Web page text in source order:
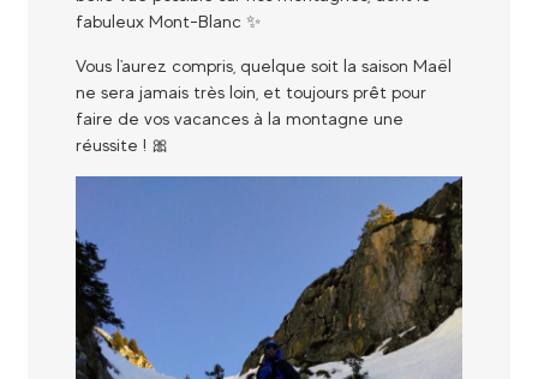
fabuleux Mont-Blanc ✨​
Vous l'aurez compris, quelque soit la saison Maël
ne sera jamais très loin, et toujours prêt pour
faire de vos vacances à la montagne une
réussite ! 🎀​